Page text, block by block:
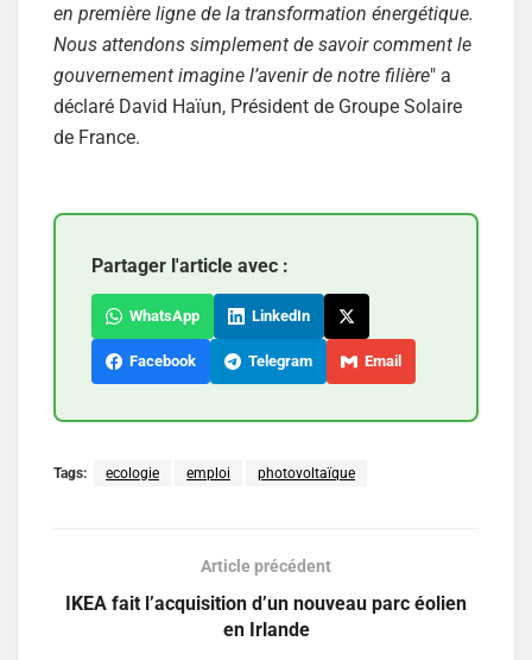
en première ligne de la transformation énergétique.
Nous attendons simplement de savoir comment le
gouvernement imagine l’avenir de notre filière" a
déclaré David Haïun, Président de Groupe Solaire
de France.
Partager l'article avec :
WhatsApp LinkedIn
Facebook Telegram Email
Tags: ecologie emploi photovoltaïque
Article précédent
IKEA fait l’acquisition d’un nouveau parc éolien
en Irlande